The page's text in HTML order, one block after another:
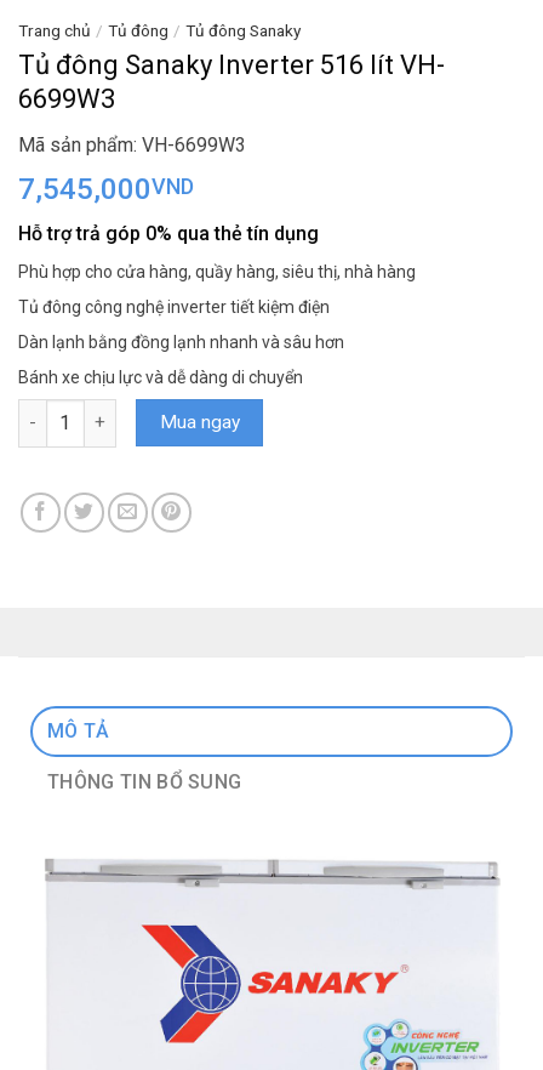
Trang chủ / Tủ đông / Tủ đông Sanaky
Tủ đông Sanaky Inverter 516 lít VH-
6699W3
Mã sản phẩm: VH-6699W3
7,545,000VND
Hỗ trợ trả góp 0% qua thẻ tín dụng
Phù hợp cho cửa hàng, quầy hàng, siêu thị, nhà hàng
Tủ đông công nghệ inverter tiết kiệm điện
Dàn lạnh bằng đồng lạnh nhanh và sâu hơn
Bánh xe chịu lực và dễ dàng di chuyển
Tủ đông Sanaky Inverter 516 lít VH-6699W3 số lượng
Mua ngay
MÔ TẢ
THÔNG TIN BỔ SUNG